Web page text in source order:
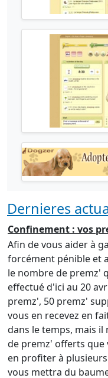
Dernieres
Confinement : vos
Afin de vous aider à
forcément pénible et
le nombre de premz'
effectué d'ici au 20
premz', 50 premz'
vous en recevez en
dans le temps, mais
de premz' offerts que
en profiter à
vous mettra du